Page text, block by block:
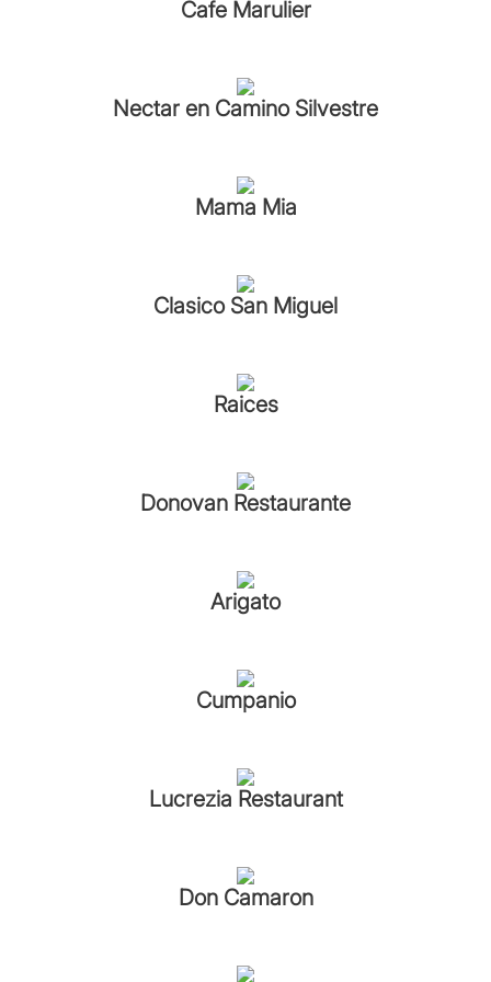
Cafe Marulier
Nectar en Camino Silvestre
Mama Mia
Clasico San Miguel
Raices
Donovan Restaurante
Arigato
Cumpanio
Lucrezia Restaurant
Don Camaron